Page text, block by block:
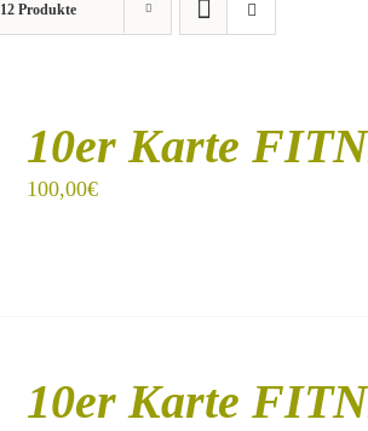
12 Produkte
10er Karte
100,00€
10er Karte